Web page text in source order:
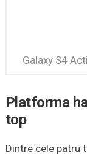
Galaxy S4
Platforma
top
Dintre cele patru